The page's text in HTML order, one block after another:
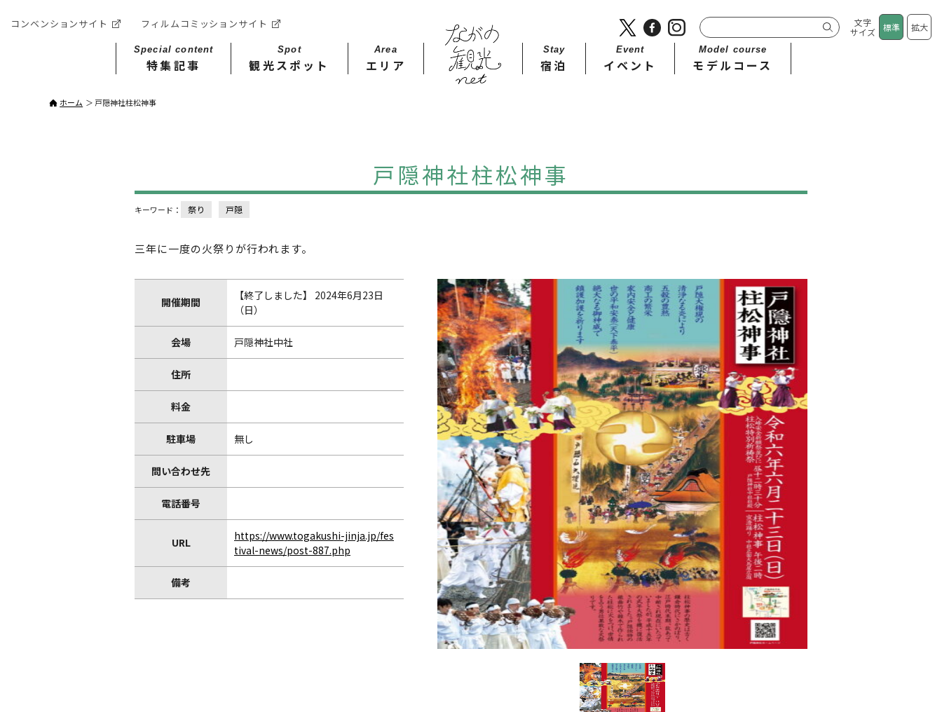
コンベンションサイト フィルムコミッションサイト
文字
サイズ
標準 拡大
Special content
特集記事
Spot
観光スポット
Area
エリア
Stay​
宿泊
Event
イベント
Model course
モデルコース
ホーム 戸隠神社柱松神事
戸隠神社柱松神事
キーワード： 祭り 戸隠
三年に一度の火祭りが行われます。
開催期間
【終了しました】 2024年6月23日
（日）
会場 戸隠神社中社
住所
料金
駐車場 無し
問い合わせ先
電話番号
URL
https://www.togakushi-jinja.jp/fes
tival-news/post-887.php
備考